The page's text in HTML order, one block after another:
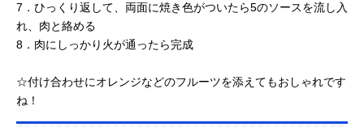
7．ひっくり返して、両面に焼き色がついたら5のソースを流し入
れ、肉と絡める
8．肉にしっかり火が通ったら完成
☆付け合わせにオレンジなどのフルーツを添えてもおしゃれです
ね！